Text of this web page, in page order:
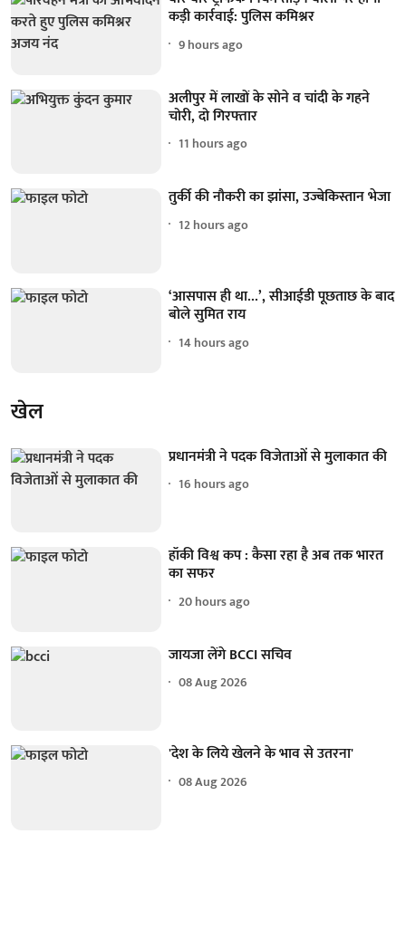
कड़ी कार्रवाई: पुलिस कमिश्नर
9 hours ago
अलीपुर में लाखों के सोने व चांदी के गहने
चोरी, दो गिरफ्तार
11 hours ago
तुर्की की नौकरी का झांसा, उज्बेकिस्तान भेजा
12 hours ago
‘आसपास ही था...’, सीआईडी पूछताछ के बाद
बोले सुमित राय
14 hours ago
खेल
प्रधानमंत्री ने पदक विजेताओं से मुलाकात की
16 hours ago
हॉकी विश्व कप : कैसा रहा है अब तक भारत
का सफर
20 hours ago
जायजा लेंगे BCCI सचिव
08 Aug 2026
'देश के लिये खेलने के भाव से उतरना'
08 Aug 2026